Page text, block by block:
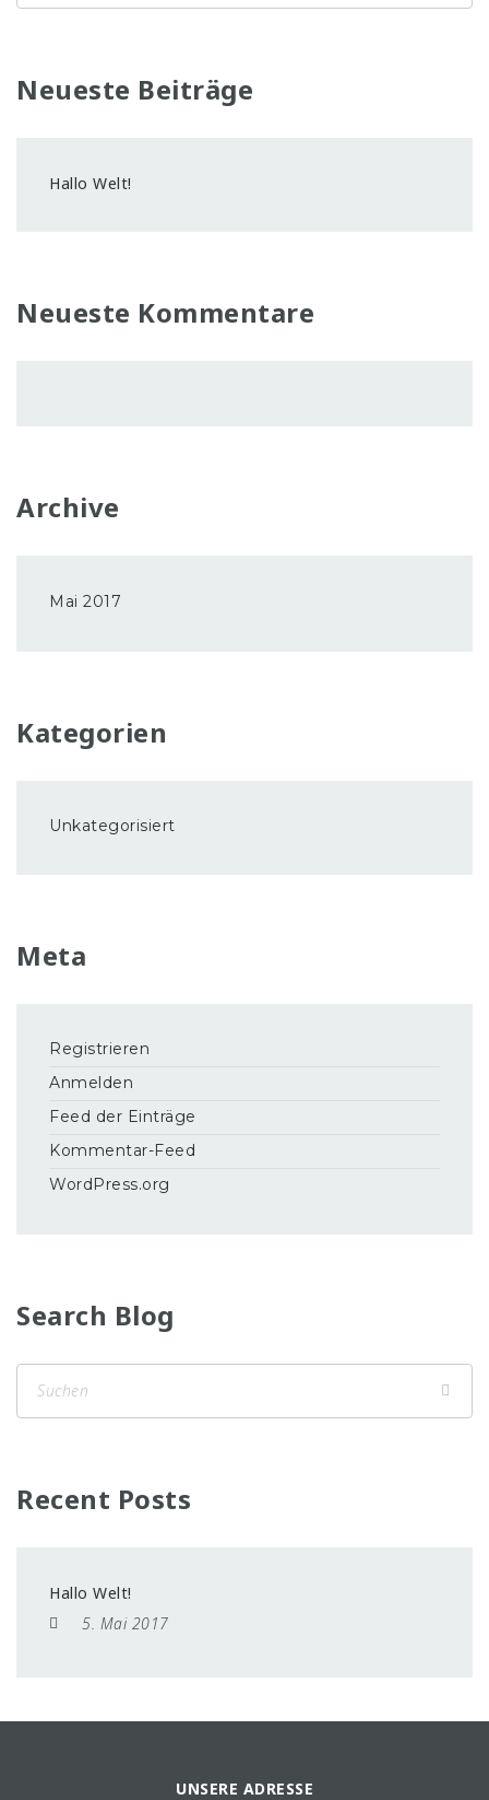
Neueste Beiträge
Hallo Welt!
Neueste Kommentare
Archive
Mai 2017
Kategorien
Unkategorisiert
Meta
Registrieren
Anmelden
Feed der Einträge
Kommentar-Feed
WordPress.org
Search Blog
Recent Posts
Hallo Welt!
5. Mai 2017
UNSERE ADRESSE